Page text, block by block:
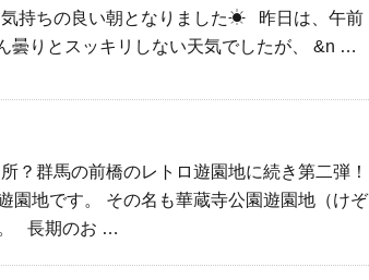
持ちの良い朝となりました☀ 昨日は、午前
曇りとスッキリしない天気でしたが、 &n …
？群馬の前橋のレトロ遊園地に続き第二弾！
園地です。 その名も華蔵寺公園遊園地（けぞ
。 長期のお …